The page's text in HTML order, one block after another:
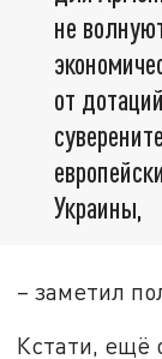
не
от
Украины,
– заметил
Кстати, ещё